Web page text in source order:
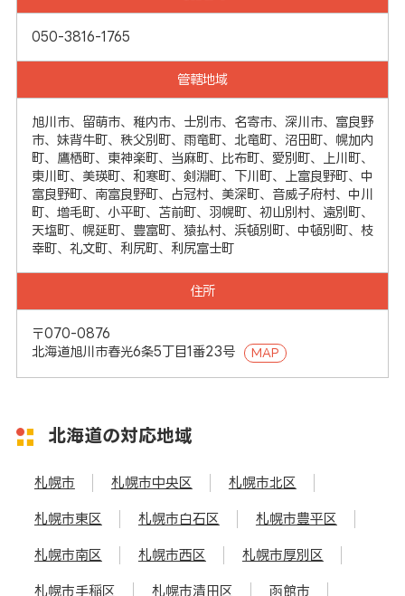
050-3816-1765
管轄地域
旭川市、留萌市、稚内市、士別市、名寄市、深川市、富良野
市、妹背牛町、秩父別町、雨竜町、北竜町、沼田町、幌加内
町、鷹栖町、東神楽町、当麻町、比布町、愛別町、上川町、
東川町、美瑛町、和寒町、剣淵町、下川町、上富良野町、中
富良野町、南富良野町、占冠村、美深町、音威子府村、中川
町、増毛町、小平町、苫前町、羽幌町、初山別村、遠別町、
天塩町、幌延町、豊富町、猿払村、浜頓別町、中頓別町、枝
幸町、礼文町、利尻町、利尻富士町
住所
〒070-0876
北海道旭川市春光6条5丁目1番23号
MAP
北海道の対応地域
札幌市 札幌市中央区 札幌市北区
札幌市東区 札幌市白石区 札幌市豊平区
札幌市南区 札幌市西区 札幌市厚別区
札幌市手稲区 札幌市清田区 函館市